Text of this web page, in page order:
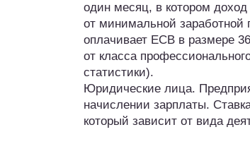
один месяц, в котором
от минимальной
оплачивает ЕСВ в размере
от класса
статистики).
Юридические лица.
начислении зарплаты.
который зависит от вида